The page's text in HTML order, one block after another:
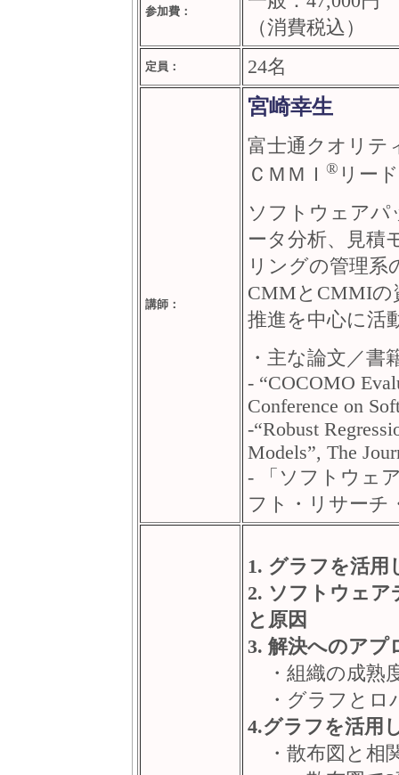
参加費：
（消費税込）
定員： 24名
講師：
宮崎幸生
富士通クオリ
ＣＭＭＩ ® リー
ソフトウェアパ
ータ分析、見積
リングの管理系
CMMとCMMIの
推進を中心に活
・主な論文／書
- “COCOMO
Conference on
-“Robust
Models”, The
- 「ソフトウェ
フト・リサーチ
1. グラフを活用
2. ソフトウェア
と原因
3. 解決へのアプ
・組織の成熟
・グラフとロ
4.グラフを活用
・散布図と相